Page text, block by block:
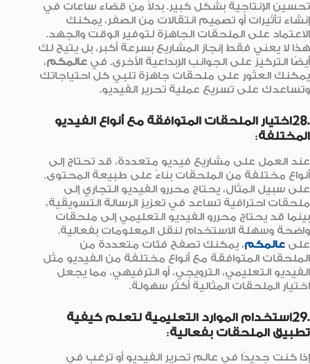
تحسين الإنتاجية بشكل كبير. بدلاً من قضاء ساعات في
إنشاء تأثيرات أو تصميم انتقالات من الصفر، يمكنك
الاعتماد على الملحقات الجاهزة لتوفير الوقت والجهد.
هذا لا يعني فقط إنجاز المشاريع بسرعة أكبر، بل يتيح لك
أيضًا التركيز على الجوانب الإبداعية الأخرى. في عالمكم،
يمكنك العثور على ملحقات جاهزة تلبي كل احتياجاتك
وتساعدك على تسريع عملية تحرير الفيديو.
.28اختيار الملحقات المتوافقة مع أنواع الفيديو
المختلفة:
عند العمل على مشاريع فيديو متعددة، قد تحتاج إلى
أنواع مختلفة من الملحقات بناءً على طبيعة المحتوى.
على سبيل المثال، يحتاج محررو الفيديو التجاري إلى
ملحقات احترافية تساعد في تعزيز الرسالة التسويقية،
بينما قد يحتاج محررو الفيديو التعليمي إلى ملحقات
واضحة وسهلة الاستخدام لنقل المعلومات بفعالية.
على عالمكم، يمكنك تصفح فئات متعددة من
الملحقات المتوافقة مع أنواع مختلفة من الفيديو مثل
الفيديو التعليمي، الترويجي، أو الترفيهي، مما يجعل
اختيار الملحقات المثالية أكثر سهولة.
.29استخدام الموارد التعليمية لتعلم كيفية
تطبيق الملحقات بفعالية:
إذا كنت جديدًا في عالم تحرير الفيديو أو ترغب في